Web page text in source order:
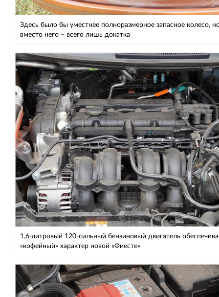
Здесь было бы уместнее полноразмерное запасное колесо,
вместо него – всего лишь докатка
1,6-литровый 120-сильный бензиновый двигатель
«кофейный» характер новой «Фиесте»